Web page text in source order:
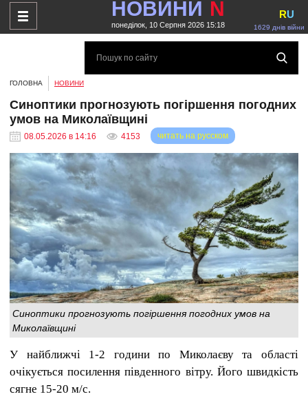
НОВИНИ N
понеділок, 10 Серпня 2026 15:18 1629 днів війни
RU
ГОЛОВНА НОВИНИ
Синоптики прогнозують погіршення погодних
умов на Миколаївщині
08.05.2026 в 14:16 4153 читать на русском
Синоптики прогнозують погіршення погодних умов на
Миколаївщині
У найближчі 1-2 години по Миколаєву та області
очікується посилення південного вітру. Його швидкість
сягне 15-20 м/с.